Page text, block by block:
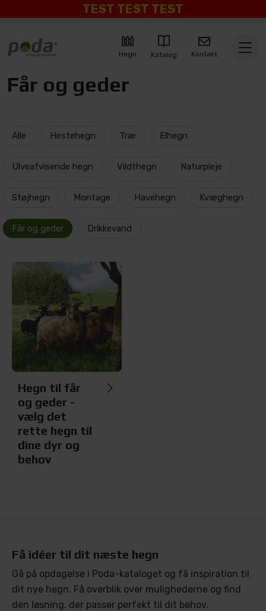
TEST TEST TEST
Hegn Katalog Kontakt
Får og geder
Alle Hestehegn Træ Elhegn
Ulveafvisende hegn Vildthegn Naturpleje
Støjhegn Montage Havehegn Kvæghegn
Får og geder Drikkevand
Hegn til får
og geder -
vælg det
rette hegn til
dine dyr og
behov
Få idéer til dit næste hegn
Gå på opdagelse i Poda-kataloget og få inspiration til
dit nye hegn. Få overblik over mulighederne og find
den løsning, der passer perfekt til dit behov.